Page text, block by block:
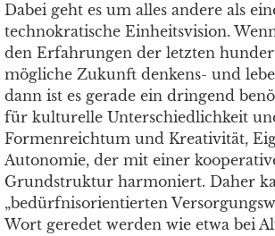
Dabei geht es um alles andere als
technokratische Einheitsvision.
den Erfahrungen der letzten
mögliche Zukunft denkens- und
dann ist es gerade ein dringend
für kulturelle Unterschiedlichkeit
Formenreichtum und Kreativität,
Autonomie, der mit einer
Grundstruktur harmoniert. Daher
„bedürfnisorientierten
Wort geredet werden wie etwa bei